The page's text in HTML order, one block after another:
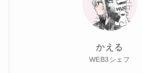
かえる
WEB3シェフ